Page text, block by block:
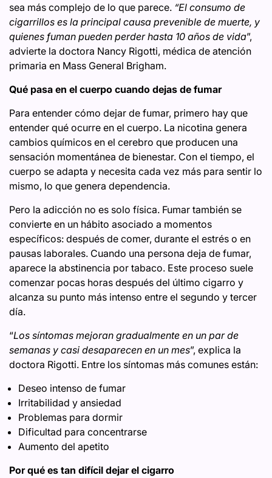
sea más complejo de lo que parece. “El consumo de
cigarrillos es la principal causa prevenible de muerte, y
quienes fuman pueden perder hasta 10 años de vida”,
advierte la doctora Nancy Rigotti, médica de atención
primaria en Mass General Brigham.
Qué pasa en el cuerpo cuando dejas de fumar
Para entender cómo dejar de fumar, primero hay que
entender qué ocurre en el cuerpo. La nicotina genera
cambios químicos en el cerebro que producen una
sensación momentánea de bienestar. Con el tiempo, el
cuerpo se adapta y necesita cada vez más para sentir lo
mismo, lo que genera dependencia.
Pero la adicción no es solo física. Fumar también se
convierte en un hábito asociado a momentos
específicos: después de comer, durante el estrés o en
pausas laborales. Cuando una persona deja de fumar,
aparece la abstinencia por tabaco. Este proceso suele
comenzar pocas horas después del último cigarro y
alcanza su punto más intenso entre el segundo y tercer
día.
“Los síntomas mejoran gradualmente en un par de
semanas y casi desaparecen en un mes”, explica la
doctora Rigotti. Entre los síntomas más comunes están:
Deseo intenso de fumar
Irritabilidad y ansiedad
Problemas para dormir
Dificultad para concentrarse
Aumento del apetito
Por qué es tan difícil dejar el cigarro